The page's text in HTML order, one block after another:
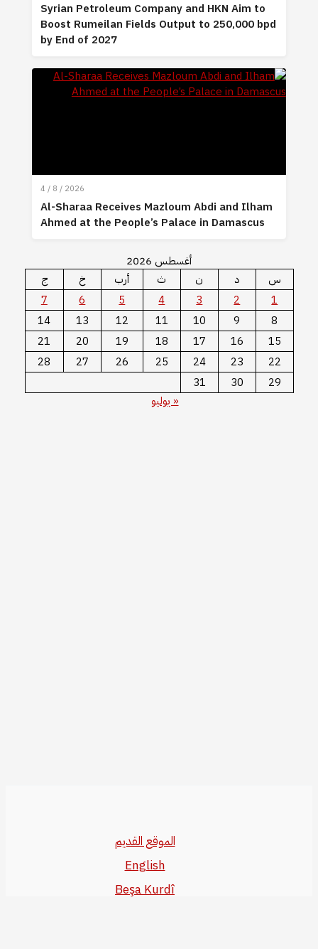
Syrian Petroleum Company and HKN Aim to
Boost Rumeilan Fields Output to 250,000 bpd
by End of 2027
4 / 8 / 2026
Al-Sharaa Receives Mazloum Abdi and Ilham
Ahmed at the People’s Palace in Damascus
أغسطس 2026
س
د ن ث أرب خ
ج
1
2
3
4
5
6
7
8
9
10
11
12
13
14
15
16
17
18
19
20
21
22
23
24
25
26
27
28
29
30
31
« يوليو
الموقع القديم
English
Beşa Kurdî